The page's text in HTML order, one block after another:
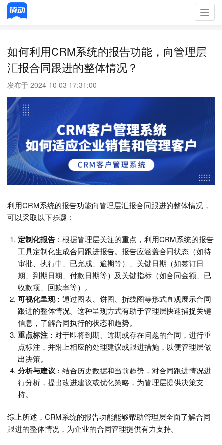
如何利用CRM系统的报告功能，向管理层
汇报合同跟进的整体情况？
发布于 2024-10-03 17:31:00
利用CRM系统的报告功能向管理层汇报合同跟进的整体情况，
可以采取以下步骤：
定制化报告 ：根据管理层关注的重点，利用CRM系统的报告
工具定制化生成合同跟进报告。报告应涵盖合同状态（如待
审批、执行中、已完成、逾期等）、关键日期（如签订日
期、到期日期、付款日期等）及关键指标（如合同金额、已
收款项、回款率等）。
可视化呈现：通过图表、饼图、折线图等形式直观展示合同
跟进的整体情况。这种呈现方式有助于管理层快速捕捉关键
信息，了解合同执行的状态和趋势。
重点标注 ：对于即将到期、逾期或存在问题的合同，进行重
点标注，并附上相应的处理建议或跟进措施，以便管理层做
出决策。
分析与建议 ：结合历史数据和当前趋势，对合同跟进情况进
行分析，提出改进建议或优化策略，为管理层提供决策支
持。
综上所述，CRM系统的报告功能能够帮助管理层全面了解合同
跟进的整体情况，为企业的合同管理提供有力支持。